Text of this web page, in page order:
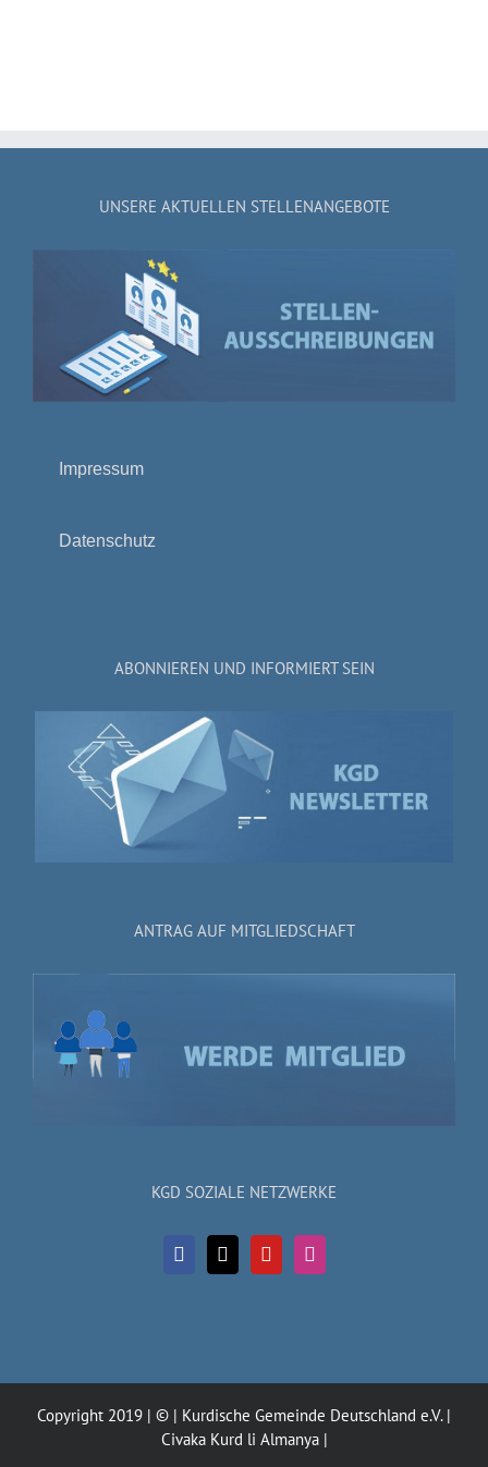
UNSERE AKTUELLEN STELLENANGEBOTE
Impressum
Datenschutz
ABONNIEREN UND INFORMIERT SEIN
ANTRAG AUF MITGLIEDSCHAFT
KGD SOZIALE NETZWERKE
Copyright 2019 | © | Kurdische Gemeinde Deutschland e.V. |
Civaka Kurd li Almanya |